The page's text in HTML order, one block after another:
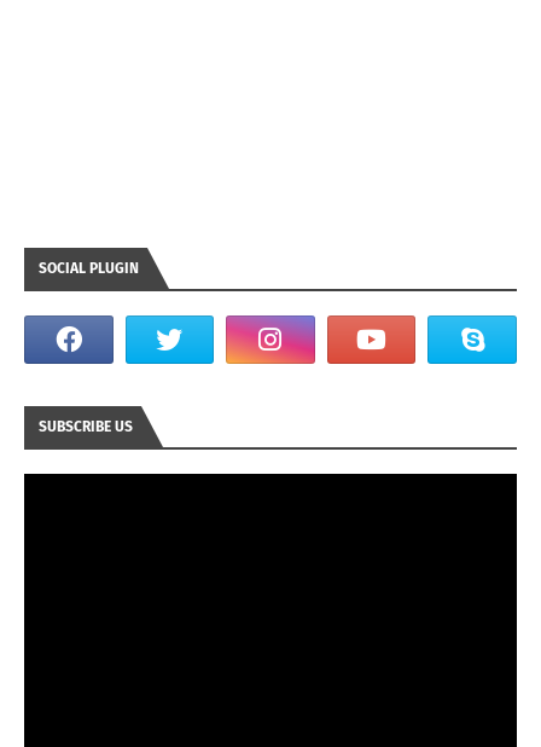
SOCIAL PLUGIN
SUBSCRIBE US